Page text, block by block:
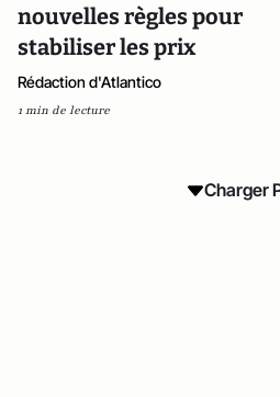
nouvelles règles pour
stabiliser les prix
Rédaction d'Atlantico
1 min de lecture
Charger